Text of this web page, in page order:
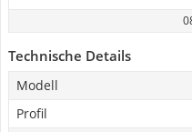
Technische Details
Modell
Profil